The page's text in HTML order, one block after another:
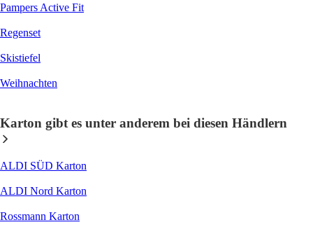
Pampers Active Fit
Regenset
Skistiefel
Weihnachten
Karton gibt es unter anderem bei diesen Händlern
ALDI SÜD Karton
ALDI Nord Karton
Rossmann Karton